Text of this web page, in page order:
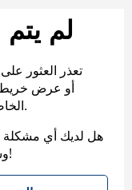
لم
تعذر العثور
الخاصة بنا لمساعدتك في العثور على ما تريد.
هل لديك أي مشكلة
وسنعاود التواصل معك. شكرًا على صبرك!